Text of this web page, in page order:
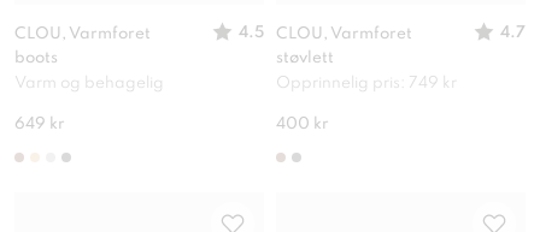
CLOU, Varmforet
boots
4.5
Varm og behagelig
649 kr
CLOU, Varmforet
støvlett
4.7
Opprinnelig pris: 749 kr
400 kr